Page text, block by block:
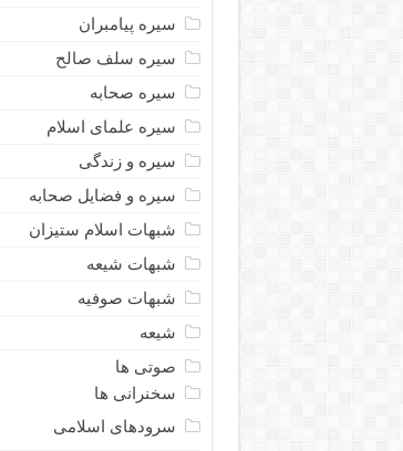
سیره پیامبران
سیره سلف صالح
سیره صحابه
سیره علمای اسلام
سیره و زندگی
سیره و فضایل صحابه
شبهات اسلام ستیزان
شبهات شیعه
شبهات صوفیه
شیعه
صوتی ها
سخنرانی ها
سرودهای اسلامی